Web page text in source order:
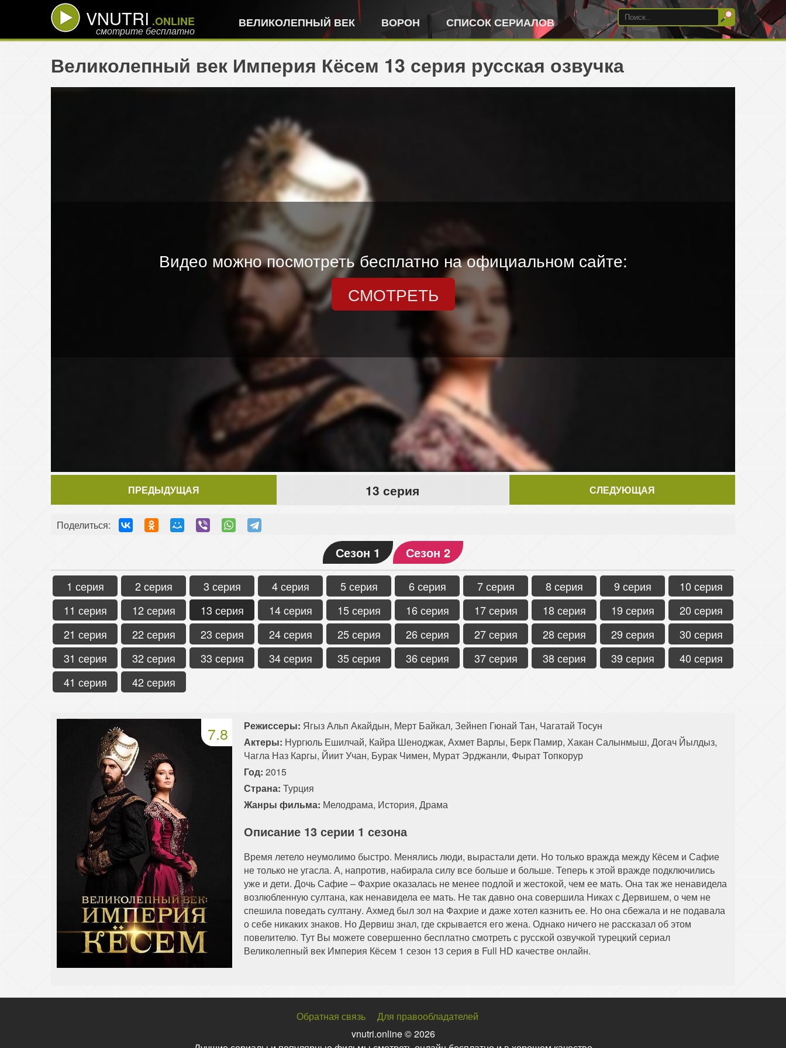
VNUTRI .ONLINE
смотрите бесплатно
ВЕЛИКОЛЕПНЫЙ ВЕК ВОРОН СПИСОК СЕРИАЛОВ
Великолепный век Империя Кёсем 13 серия русская озвучка
Видео можно посмотреть бесплатно на официальном сайте:
СМОТРЕТЬ
ПРЕДЫДУЩАЯ 13 серия СЛЕДУЮЩАЯ
Поделиться:
Сезон 1 Сезон 2
1 серия 2 серия 3 серия 4 серия 5 серия 6 серия 7 серия 8 серия 9 серия
10 серия
11 серия
12 серия 13 серия 14 серия 15 серия 16 серия 17 серия 18 серия 19 серия
20 серия
21 серия
22 серия 23 серия 24 серия 25 серия 26 серия 27 серия 28 серия 29 серия
30 серия
31 серия
32 серия 33 серия 34 серия 35 серия 36 серия 37 серия 38 серия 39 серия
40 серия
41 серия
42 серия
7.8 Режиссеры: Ягыз Альп Акайдын, Мерт Байкал, Зейнеп Гюнай Тан, Чагатай Тосун
Актеры: Нургюль Ешилчай, Кайра Шеноджак, Ахмет Варлы, Берк Памир, Хакан Салынмыш, Догач Йылдыз,
Чагла Наз Каргы, Йиит Учан, Бурак Чимен, Мурат Эрджанли, Фырат Топкорур
Год: 2015
Страна: Турция
Жанры фильма: Мелодрама, История, Драма
Описание 13 серии 1 сезона
Время летело неумолимо быстро. Менялись люди, вырастали дети. Но только вражда между Кёсем и Сафие
не только не угасла. А, напротив, набирала силу все больше и больше. Теперь к этой вражде подключились
уже и дети. Дочь Сафие – Фахрие оказалась не менее подлой и жестокой, чем ее мать. Она так же ненавидела
возлюбленную султана, как ненавидела ее мать. Не так давно она совершила Никах с Дервишем, о чем не
спешила поведать султану. Ахмед был зол на Фахрие и даже хотел казнить ее. Но она сбежала и не подавала
о себе никаких знаков. Но Дервиш знал, где скрывается его жена. Однако ничего не рассказал об этом
повелителю. Тут Вы можете совершенно бесплатно смотреть с русской озвучкой турецкий сериал
Великолепный век Империя Кёсем 1 сезон 13 серия в Full HD качестве онлайн.
Обратная связь
Для правообладателей
vnutri.online © 2026